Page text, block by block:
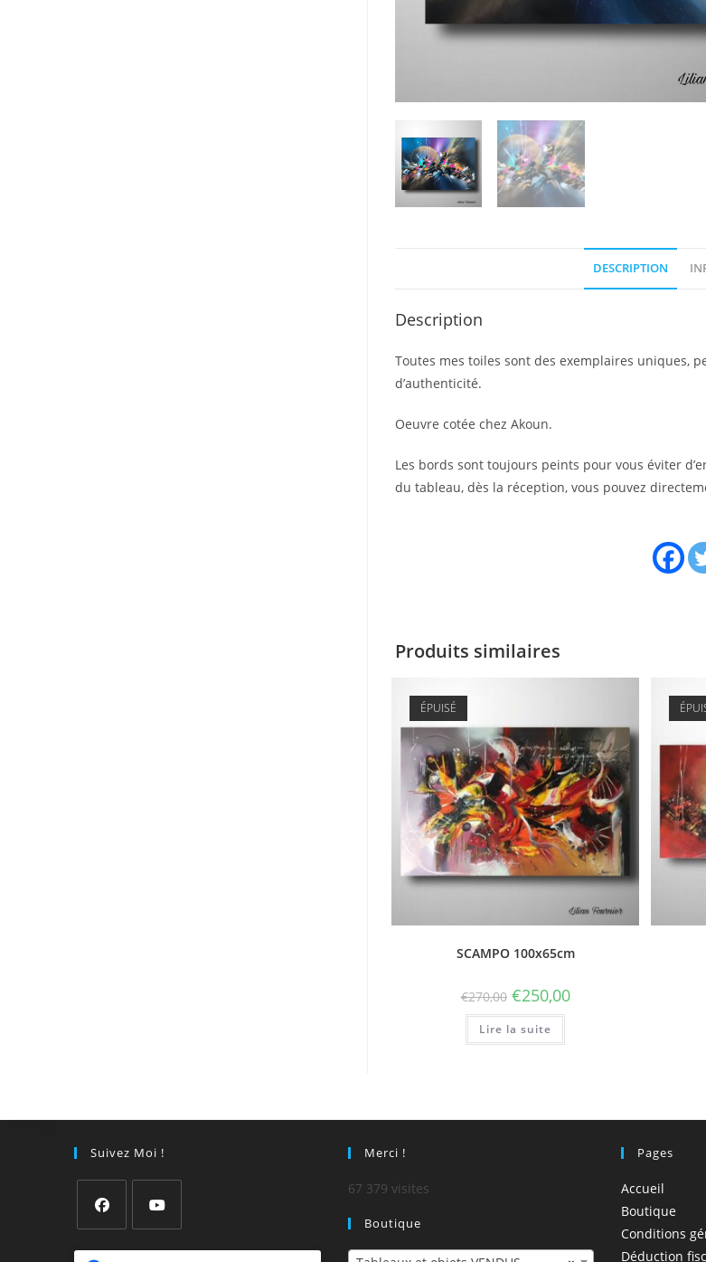
DESCRIPTION
Description
Toutes mes toiles sont des exemplaires uniques,
d’authenticité.
Oeuvre cotée chez Akoun.
Les bords sont toujours peints pour vous éviter
du tableau, dès la réception, vous pouvez
Produits similaires
ÉPUISÉ
SCAMPO 100x65cm
€270,00 €250,00
Lire la suite
Suivez Moi ! Merci !
67 379 visites
Boutique
Pages
Accueil
Boutique
Conditions
Déduction